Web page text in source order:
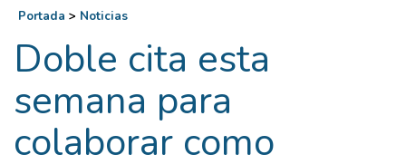
Portada > Noticias
Doble cita esta
semana para
colaborar como